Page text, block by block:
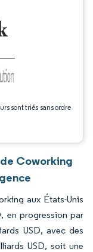
sont triés sans ordre
Coworking
aux États-Unis
en progression par
USD, avec des
USD, soit une